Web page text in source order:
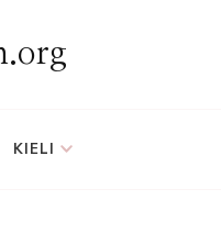
KIELI